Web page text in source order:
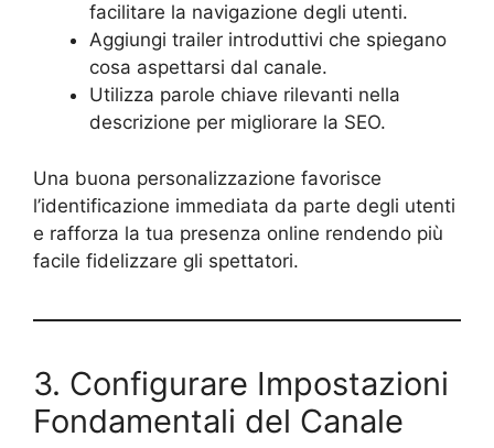
facilitare la navigazione degli utenti.
Aggiungi trailer introduttivi che spiegano
cosa aspettarsi dal canale.
Utilizza parole chiave rilevanti nella
descrizione per migliorare la SEO.
Una buona personalizzazione favorisce
l’identificazione immediata da parte degli utenti
e rafforza la tua presenza online rendendo più
facile fidelizzare gli spettatori.
3. Configurare Impostazioni
Fondamentali del Canale